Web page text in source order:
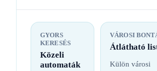
GYORS
KERESÉS
Közeli
automaták
VÁROSI
Átlátható
Külön városi